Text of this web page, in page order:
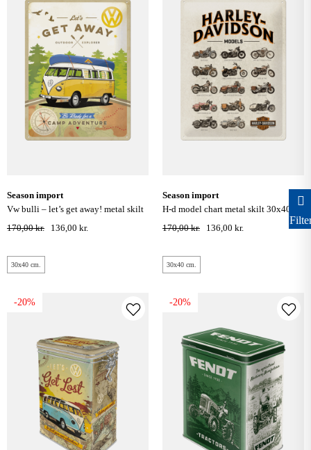
season import
vw bulli – let’s get away! metal skilt
30x40 cm.
170,00 kr. 136,00 kr.
30x40 cm.
season import
h-d model chart metal skilt 30x40
cm.
170,00 kr. 136,00 kr.
30x40 cm.
-20% -20%